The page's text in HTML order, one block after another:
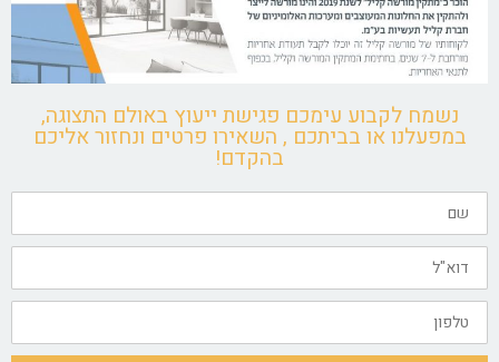
נשמח לקבוע עימכם פגישת ייעוץ באולם התצוגה,
במפעלנו או בביתכם , השאירו פרטים ונחזור אליכם
בהקדם!
שם
דוא"ל
טלפון